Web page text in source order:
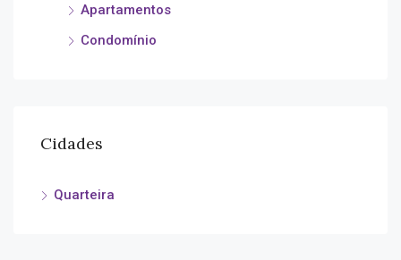
Apartamentos
Condomínio
Cidades
Quarteira